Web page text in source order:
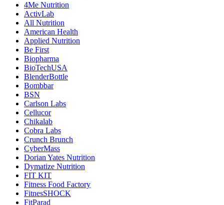
4Me Nutrition
ActivLab
All Nutrition
American Health
Applied Nutrition
Be First
Biopharma
BioTechUSA
BlenderBottle
Bombbar
BSN
Carlson Labs
Cellucor
Chikalab
Cobra Labs
Crunch Brunch
CyberMass
Dorian Yates Nutrition
Dymatize Nutrition
FIT KIT
Fitness Food Factory
FitnesSHOCK
FitParad